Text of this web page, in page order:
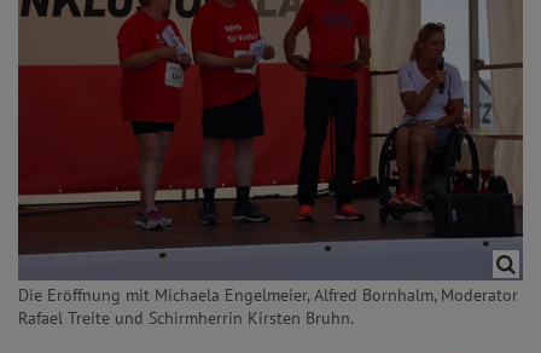
Die Eröffnung mit Michaela Engelmeier, Alfred Bornhalm, Moderator
Rafael Treite und Schirmherrin Kirsten Bruhn.